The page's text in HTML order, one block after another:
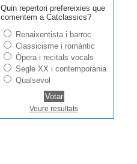
Quin repertori prefereixies que
comentem a Catclassics?
Renaixentista i barroc
Classicisme i romàntic
Òpera i recitals vocals
Segle XX i contemporània
Qualsevol
Veure resultats